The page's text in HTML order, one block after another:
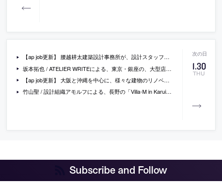
1.30
THU
【ap job更新】 腰越耕太建築設計事務所が、設計スタッフ（経験者・既卒・2025年新卒）と 設計パートナー（パート・業務委託）を募集中
坂本拓也 / ATELIER WRITEによる、東京・銀座の、大型店舗内のディスプレイ「TDS New Balance FW24」。新製品の発表の為に計画。ブランドが掲げる”ジェンダーニュートラル”の強調を求め、サイズ違いで陳列した際の“丈の変化”に沿う“傾いた什器”を考案。このシーズンの製品から着想して“虹色”の仕上げとする
【ap job更新】 大阪と沖縄を中心に、様々な建物のリノベーションを行う「アートアンドクラフト」が、設計スタッフ（業務委託 / 正社員）を募集中
竹山聖 / 設計組織アモルフによる、長野の「Villa-M in Karuizawa」。豊かな緑に恵まれた地域に建つ別荘。敷地の“道路の軸”と“地形の傾斜の軸”に着目し、其々に合せた二つの平面系を重ねる計画を考案。軸と呼応させ“未完結な形”とした屋根で建築に“余白と余韻”をもたらす
Subscribe and Follow